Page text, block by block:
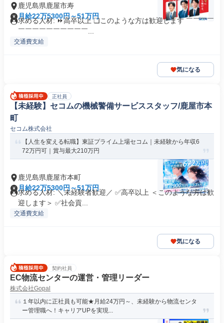
鹿児島県鹿屋市寿
月給22万5300円～51万円
求める人材: ⏩高卒以上 ❏このような方は歓迎します ￣￣￣￣
￣￣￣￣￣￣￣￣￣￣...
交通費支給
気になる
正社員
【未経験】セコムの機械警備サービススタッフ/鹿屋市本
町
セコム株式会社
【人生を変える転職】東証プライム上場セコム｜未経験から年収6
72万円可｜賞与最大210万円
鹿児島県鹿屋市本町
月給22万5300円～51万円
求める人材: ＼未経験者歓迎／ ✅高卒以上 ＜このような方は歓
迎します＞ ✅社会貢...
交通費支給
気になる
契約社員
EC物流センターの運営・管理リーダー
株式会社Gopal
１年以内に正社員も可能★月給24万円～、未経験から物流センタ
ー管理職へ！キャリアUPを実現...